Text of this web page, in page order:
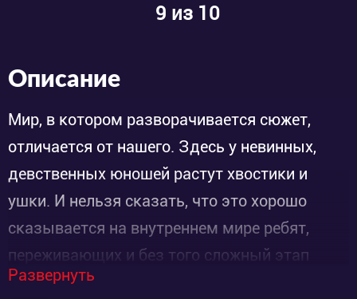
9 из 10
Описание
Мир, в котором разворачивается сюжет,
отличается от нашего. Здесь у невинных,
девственных юношей растут хвостики и
ушки. И нельзя сказать, что это хорошо
сказывается на внутреннем мире ребят,
переживающих и без того сложный этап
взросления.
Развернуть